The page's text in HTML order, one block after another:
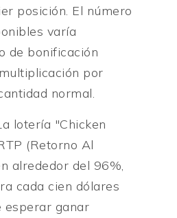
posición. El número
varía
de bonificación
por
normal.
lotería "Chicken
(Retorno Al
alrededor del 96%,
cada cien dólares
esperar ganar